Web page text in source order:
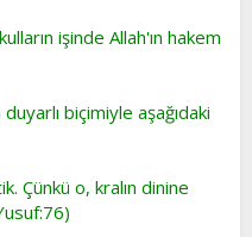
işinde Allah'ın hakem
biçimiyle aşağıdaki
Çünkü o, kralın dinine